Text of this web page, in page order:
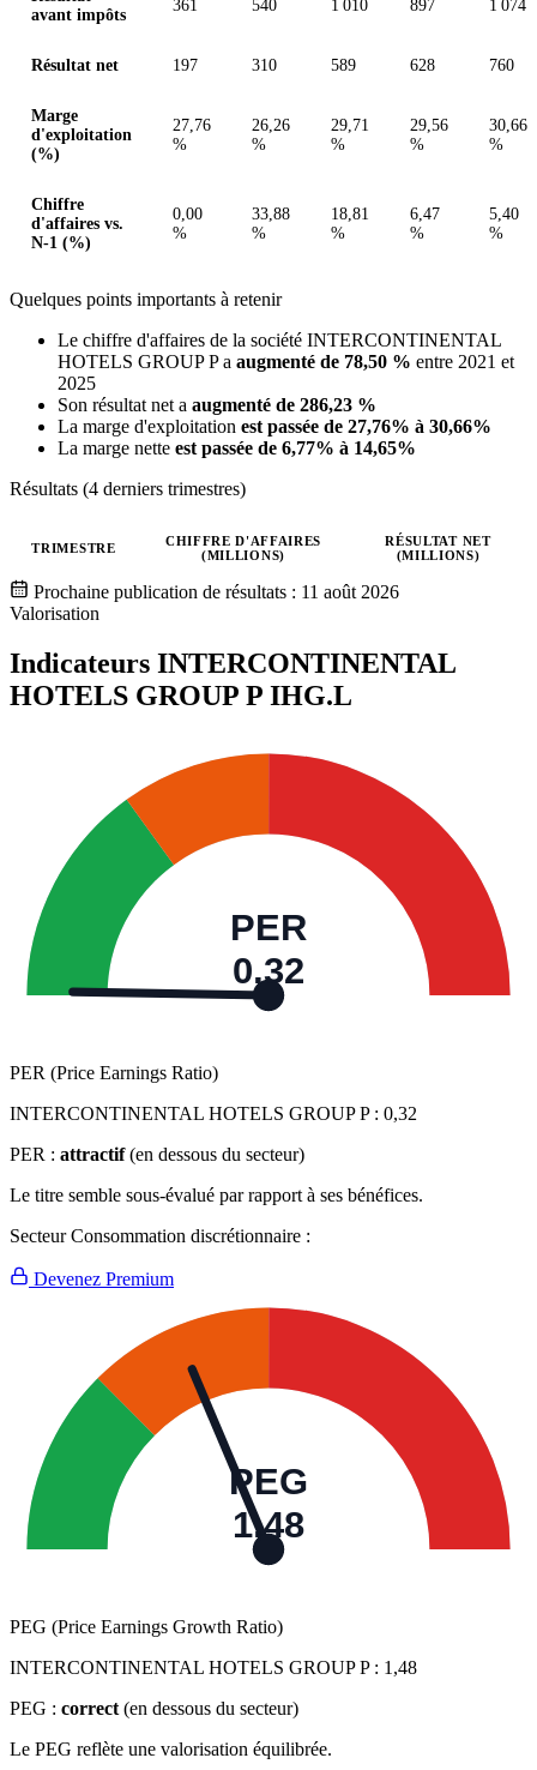
avant impôts
361 540 1 010 897 1 074
Résultat net 197 310 589 628 760
Marge
d'exploitation
(%)
27,76
%
26,26
%
29,71
%
29,56
%
30,66
%
Chiffre
d'affaires vs.
N-1 (%)
0,00
%
33,88
%
18,81
%
6,47
%
5,40
%
Quelques points importants à retenir
Le chiffre d'affaires de la société INTERCONTINENTAL
HOTELS GROUP P a augmenté de 78,50 % entre 2021 et
2025
Son résultat net a augmenté de 286,23 %
La marge d'exploitation est passée de 27,76% à 30,66%
La marge nette est passée de 6,77% à 14,65%
Résultats (4 derniers trimestres)
Valeurs trimestrielles en millions (dollar des États-Unis)
TRIMESTRE
CHIFFRE D'AFFAIRES
(MILLIONS)
RÉSULTAT NET
(MILLIONS)
Prochaine publication de résultats : 11 août 2026
Valorisation
Indicateurs INTERCONTINENTAL
HOTELS GROUP P IHG.L
PER
0,32
PER (Price Earnings Ratio)
INTERCONTINENTAL HOTELS GROUP P : 0,32
PER : attractif (en dessous du secteur)
Le titre semble sous-évalué par rapport à ses bénéfices.
Secteur Consommation discrétionnaire :
Devenez Premium
PEG
1,48
PEG (Price Earnings Growth Ratio)
INTERCONTINENTAL HOTELS GROUP P : 1,48
PEG : correct (en dessous du secteur)
Le PEG reflète une valorisation équilibrée.